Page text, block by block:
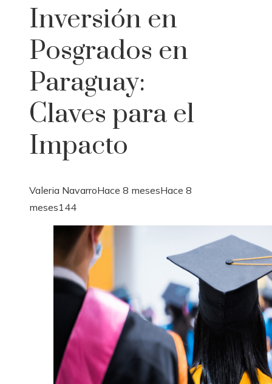
Inversión en
Posgrados en
Paraguay:
Claves para el
Impacto
Valeria NavarroHace 8 mesesHace 8
meses144